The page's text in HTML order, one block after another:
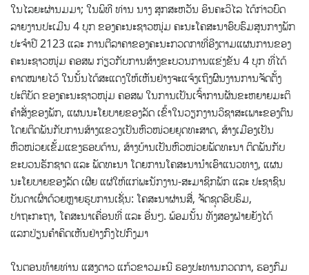
ໃນໄລຍະຜ່ານມມາ; ໃນພິທີ ທ່ານ ນາງ ສຸກສະຫວັນ ອິນຄະວິໄລ ໄດ້ກ່າວບົດ
ລາຍງານປະເມີນ 4 ບຸກ ຂອງຄະນະຊາວໜຸ່ມ ຄະນະໂຄສະນາອົບຮົມສູນກາງພັກ
ປະຈໍາປີ 2123 ແລະ ການຕີລາຄາຂອງຄະນະກວດກາທີ່ອີງຕາມແຜນການຂອງ
ຄະນະຊາວໜຸ່ມ ຄອສພ ກ່ຽວກັບການສ້າງຂະບວນການແຂ່ງຂັນ 4 ບຸກ ທີ່ໄດ້
ຄາດໝາຍໄວ້ ໃນນັ້ນໄດ້ສະແດງໃຫ້ເຫັນຢ່າງຈະແຈ້ງເຖິງຜົນງານການຈັດຕັ້ງ
ປະຕິບັດ ຂອງຄະນະຊາວໜຸ່ມ ຄອສພ ໃນການເປັນເຈົ້າການຜັນຂະຫຍາຍມະຕິ
ຄໍາສັ່ງຂອງພັກ, ແຜນນະໂຍບາຍຂອງລັດ ເຂົ້າໃນວຽກງານວິຊາສະເພາະຂອງຕົນ
ໂດຍຕິດພັນກັບການສ້າງແຂວງເປັນຫົວໜ່ວຍຍຸດທະສາດ, ສ້າງເມືອງເປັນ
ຫົວໜ່ວຍເຂັ້ມແຂງຮອບດ້ານ, ສ້າງບ້ານເປັນຫົວໜ່ວຍພັດທະນາ ຕິດພັນກັບ
ຂະບວນຮັກຊາດ ແລະ ພັດທະນາ ໂດຍການໂຄສະນານໍາເອົາແນວທາງ, ແຜນ
ນະໂຍບາຍຂອງລັດ ເຜີຍ ແຜ່ໃຫ້ແກ່ພະນັກງານ-ສະມາຊິກພັກ ແລະ ປະຊາຊົນ
ບັນດາເຜົ່າດ້ວຍຫຼາຍຮູບການເຊັ່ນ: ໂຄສະນາຜ່ານສື່, ຈັດຊຸດອົບຮົມ,
ປາຖະກະຖາ, ໂຄສະນາເຄື່ອນທີ່ ແລະ ອື່ນໆ. ພ້ອມນັ້ນ ທັງສອງຝ່າຍຍັງໄດ້
ແລກປ່ຽນຄຳຄິດເຫັນຢ່າງກົງໄປກົງມາ
ໃນຕອນທ້າຍທ່ານ ແສງດາວ ແກ້ວຂາວມະນີ ຮອງປະທານກວດກາ, ຮອງກົມ